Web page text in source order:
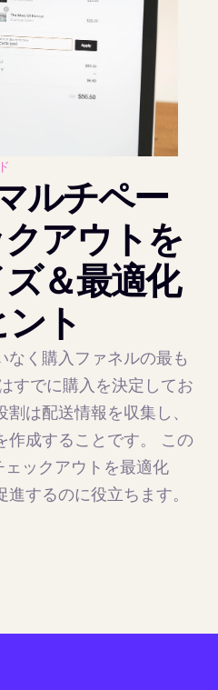
ルチペー
アウトを
＆最適化
ト
なく購入ファネルの最も
すでに購入を決定してお
は配送情報を収集し、
作成することです。 この
ックアウトを最適化
するのに役立ちます。